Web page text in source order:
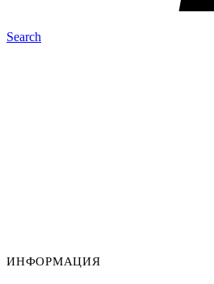
Search
ИНФОРМАЦИЯ